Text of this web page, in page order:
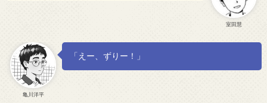
室田慧
亀川洋平
「えー、ずりー！」